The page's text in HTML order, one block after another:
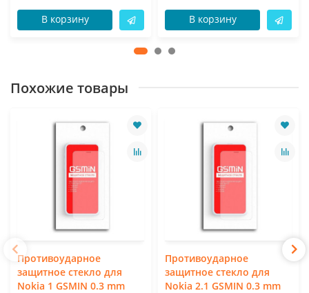
В корзину В корзину
Похожие товары
Противоударное
защитное стекло для
Nokia 1 GSMIN 0.3 mm
Противоударное
защитное стекло для
Nokia 2.1 GSMIN 0.3 mm